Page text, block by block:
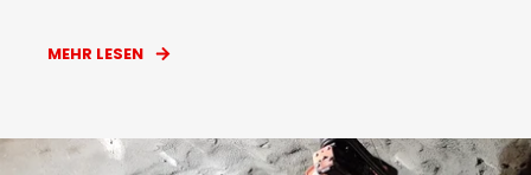
MEHR LESEN